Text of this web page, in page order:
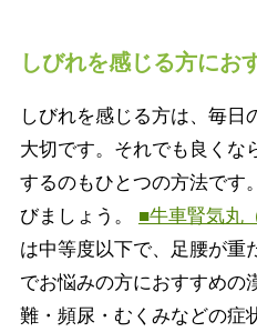
しびれを感じる方にお
しびれを感じる方は、毎日
大切です。それでも良くな
するのもひとつの方法です
びましょう。 ■牛車腎気丸
は中等度以下で、足腰が重
でお悩みの方におすすめの
難・頻尿・むくみなどの症